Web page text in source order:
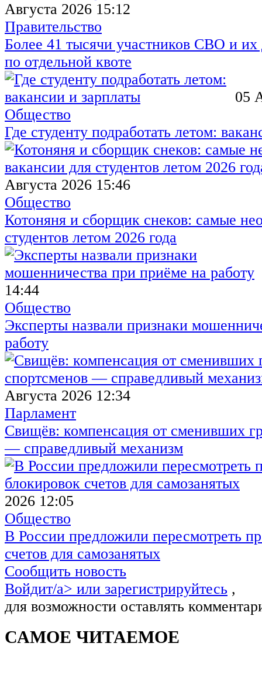
Августа 2026 15:12
Правительство
Более 41 тысячи участников СВО и их
по отдельной квоте
05
Общество
Где студенту подработать летом:
Августа 2026 15:46
Общество
Котоняня и сборщик снеков: самые
студентов летом 2026 года
14:44
Общество
Эксперты назвали признаки
работу
Августа 2026 12:34
Парламент
Свищёв: компенсация от сменивших
— справедливый механизм
2026 12:05
Общество
В России предложили пересмотреть
счетов для самозанятых
Сообщить новость
Войдит/a> или зарегистрируйтесь ,
для возможности оставлять
САМОЕ ЧИТАЕМОЕ